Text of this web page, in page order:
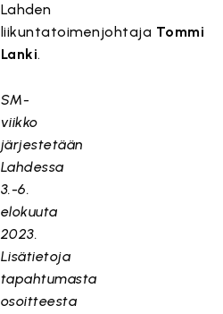
Lahden
liikuntatoimenjohtaja Tommi
Lanki.
SM-
viikko
järjestetään
Lahdessa
3.-6.
elokuuta
2023.
Lisätietoja
tapahtumasta
osoitteesta